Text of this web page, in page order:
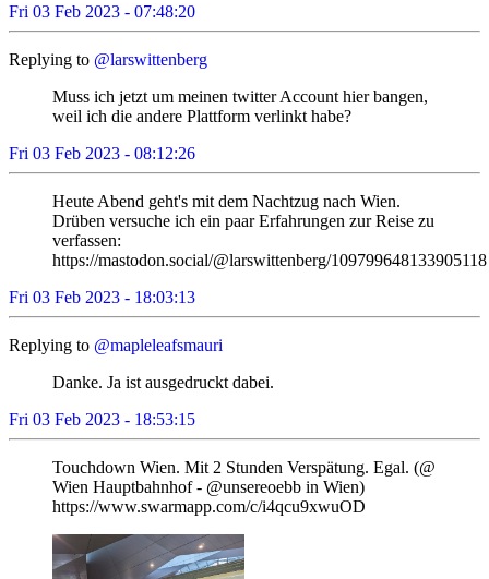
Fri 03 Feb 2023 - 07:48:20
Replying to @larswittenberg
Muss ich jetzt um meinen twitter Account hier bangen,
weil ich die andere Plattform verlinkt habe?
Fri 03 Feb 2023 - 08:12:26
Heute Abend geht's mit dem Nachtzug nach Wien.
Drüben versuche ich ein paar Erfahrungen zur Reise zu
verfassen:
https://mastodon.social/@larswittenberg/109799648133905118
Fri 03 Feb 2023 - 18:03:13
Replying to @mapleleafsmauri
Danke. Ja ist ausgedruckt dabei.
Fri 03 Feb 2023 - 18:53:15
Touchdown Wien. Mit 2 Stunden Verspätung. Egal. (@
Wien Hauptbahnhof - @unsereoebb in Wien)
https://www.swarmapp.com/c/i4qcu9xwuOD